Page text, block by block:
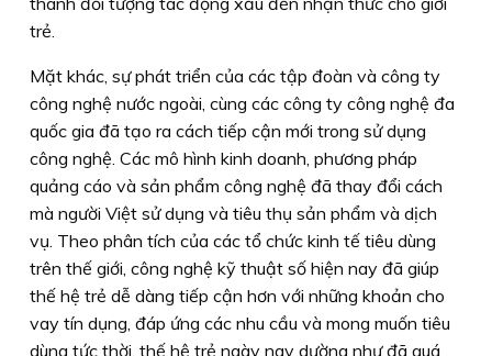
trẻ.
Mặt khác, sự phát triển của các tập đoàn và công ty
công nghệ nước ngoài, cùng các công ty công nghệ đa
quốc gia đã tạo ra cách tiếp cận mới trong sử dụng
công nghệ. Các mô hình kinh doanh, phương pháp
quảng cáo và sản phẩm công nghệ đã thay đổi cách
mà người Việt sử dụng và tiêu thụ sản phẩm và dịch
vụ. Theo phân tích của các tổ chức kinh tế tiêu dùng
trên thế giới, công nghệ kỹ thuật số hiện nay đã giúp
thế hệ trẻ dễ dàng tiếp cận hơn với những khoản cho
vay tín dụng, đáp ứng các nhu cầu và mong muốn tiêu
dùng tức thời, thế hệ trẻ ngày nay dường như đã quá